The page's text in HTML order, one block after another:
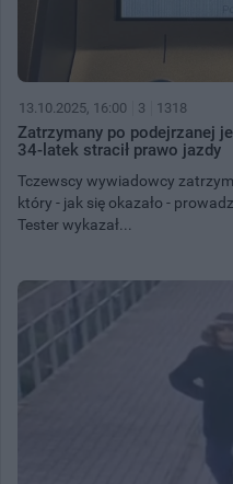
13.10.2025, 16:00 3 1318
Zatrzymany po podejrzanej
34-latek stracił prawo jazdy
Tczewscy wywiadowcy
który - jak się okazało -
Tester wykazał...